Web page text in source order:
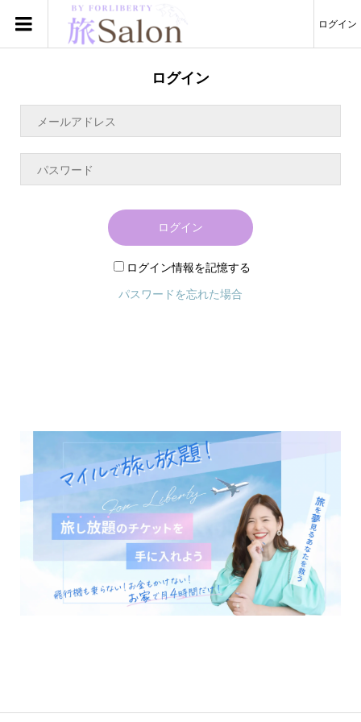
ログイン
ログイン
ログイン
ログイン情報を記憶する
パスワードを忘れた場合